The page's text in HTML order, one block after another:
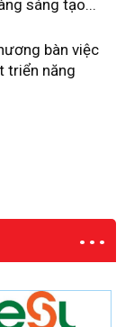
sáng tạo...
bàn việc
triển năng